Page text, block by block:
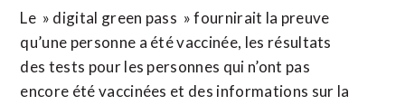
Le » digital green pass » fournirait la preuve
qu’une personne a été vaccinée, les résultats
des tests pour les personnes qui n’ont pas
encore été vaccinées et des informations sur la